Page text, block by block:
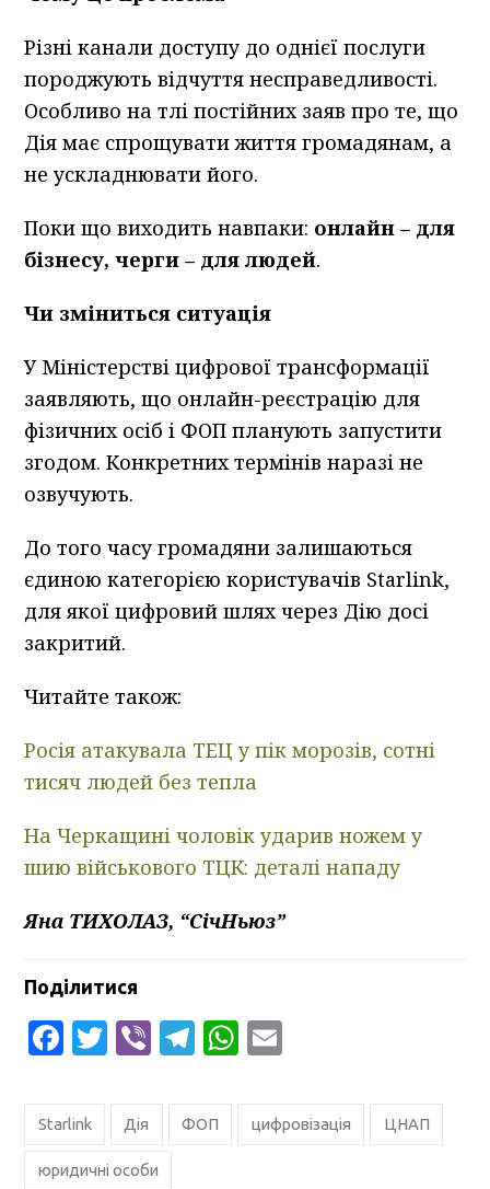
Різні канали доступу до однієї послуги
породжують відчуття несправедливості.
Особливо на тлі постійних заяв про те, що
Дія має спрощувати життя громадянам, а
не ускладнювати його.
Поки що виходить навпаки: онлайн – для
бізнесу, черги – для людей.
Чи зміниться ситуація
У Міністерстві цифрової трансформації
заявляють, що онлайн-реєстрацію для
фізичних осіб і ФОП планують запустити
згодом. Конкретних термінів наразі не
озвучують.
До того часу громадяни залишаються
єдиною категорією користувачів Starlink,
для якої цифровий шлях через Дію досі
закритий.
Читайте також:
Росія атакувала ТЕЦ у пік морозів, сотні
тисяч людей без тепла
На Черкащині чоловік ударив ножем у
шию військового ТЦК: деталі нападу
Яна ТИХОЛАЗ, “СічНьюз”
Поділитися
Facebook
Twitter
ViberTelegram
WhatsApp
Starlink Дія ФОП цифровізація ЦНАП
юридичні особи